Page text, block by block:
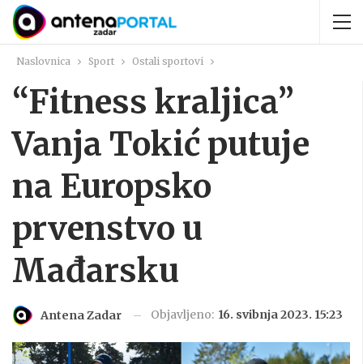
Naslovnica Sport Ostali sportovi
“Fitness kraljica”
Vanja Tokić putuje
na Europsko
prvenstvo u
Mađarsku
Antena Zadar Objavljeno: 16. svibnja 2023. 15:23